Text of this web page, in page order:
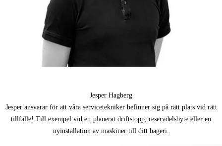
Jesper Hagberg
Jesper ansvarar för att våra servicetekniker befinner sig på rätt plats vid rätt
tillfälle! Till exempel vid ett planerat driftstopp, reservdelsbyte eller en
nyinstallation av maskiner till ditt bageri.